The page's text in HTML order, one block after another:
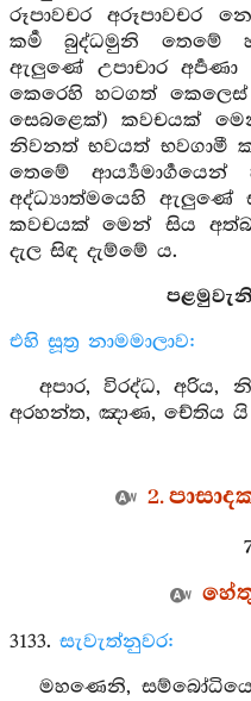
රූපාවචර අරූපාවචර
කර්‍ම බුද්ධමුනි තෙමේ
ඇලුණේ උපාචාර
කෙරෙහි හටගත් කෙලෙස්
සෙබළෙක්) කවචයක්
නිවනත් භවයත් භවගාමී
තෙමේ
අද්ධ්‍යාත්මයෙහි ඇලුණේ
කවචයක් මෙන් සිය
දැල සිඳ දැම්මේ ය.
පළමුවැනි
එහි සූත්‍ර නාමමාලාව:
අපාර, විරද්ධ, අරිය,
අරහන්ත, ඤාණ, චේතිය යි
2.
3133. සැවැත්නුවර:
මහණෙනි,